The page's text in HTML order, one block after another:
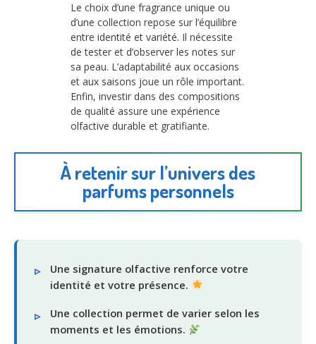
Le choix d’une fragrance unique ou
d’une collection repose sur l’équilibre
entre identité et variété. Il nécessite
de tester et d’observer les notes sur
sa peau. L’adaptabilité aux occasions
et aux saisons joue un rôle important.
Enfin, investir dans des compositions
de qualité assure une expérience
olfactive durable et gratifiante.
À retenir sur l’univers des
parfums personnels
Une signature olfactive renforce votre
identité et votre présence.
Une collection permet de varier selon les
moments et les émotions.